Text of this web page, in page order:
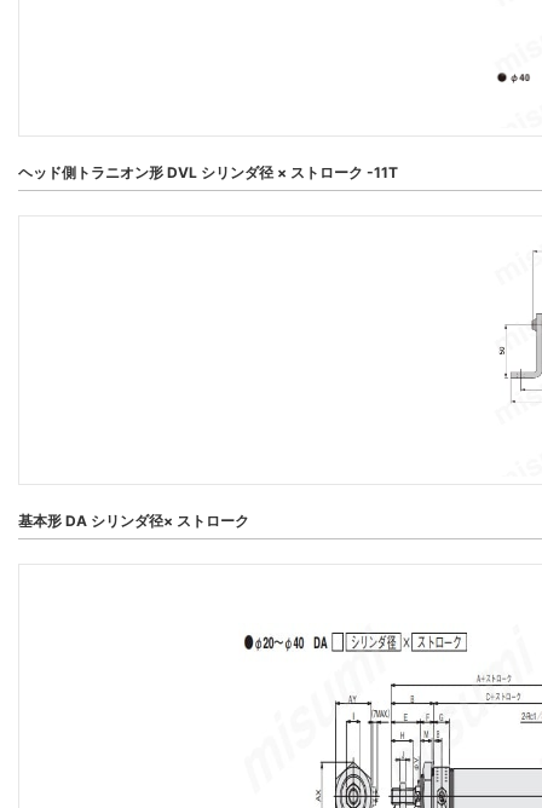
ヘッド側トラニオン形 DVL シリンダ径 × ストローク -11T
基本形 DA シリンダ径× ストローク